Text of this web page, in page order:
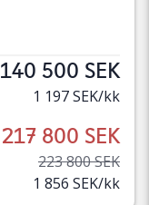
140 500 SEK
1 197 SEK/kk
217 800 SEK
223 800 SEK
1 856 SEK/kk